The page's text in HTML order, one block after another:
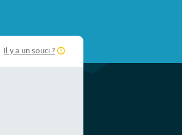
Il y a un souci ?